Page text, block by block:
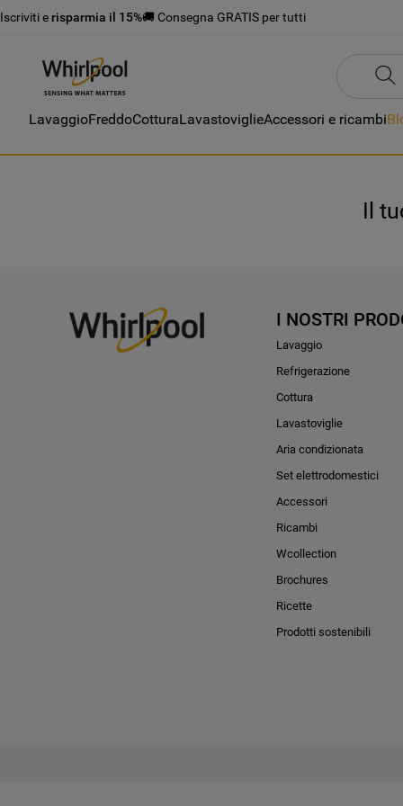
Iscriviti e risparmia il 15%🚚 Consegna GRATIS per tutti
LavaggioFreddoCotturaLavastoviglieAccessori e ricambi
Il
I NOSTRI
Lavaggio
Refrigerazione
Cottura
Lavastoviglie
Aria condizionata
Set elettrodomestici
Accessori
Ricambi
Wcollection
Brochures
Ricette
Prodotti sostenibili